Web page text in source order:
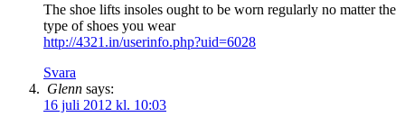
The shoe lifts insoles ought to be worn regularly no matter the
type of shoes you wear
http://4321.in/userinfo.php?uid=6028
Svara
Glenn says:
16 juli 2012 kl. 10:03